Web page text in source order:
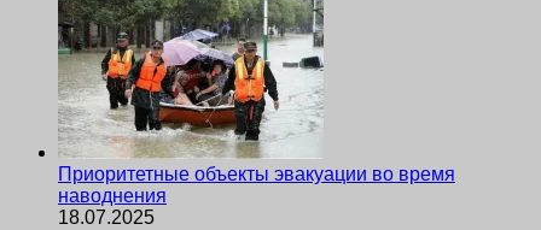
Приоритетные объекты эвакуации во время
наводнения
18.07.2025